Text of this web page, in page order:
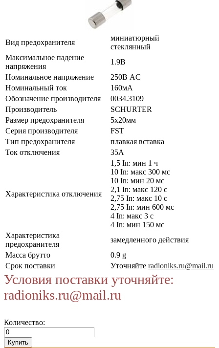
Вид предохранителя
миниатюрный
стеклянный
Максимальное падение
напряжения
1.9В
Номинальное напряжение
250В AC
Номинальный ток
160мА
Обозначение производителя
0034.3109
Производитель
SCHURTER
Размер предохранителя
5x20мм
Серия производителя
FST
Тип предохранителя
плавкая вставка
Ток отключения
35А
Характеристика отключения
1,5 In: мин 1 ч
10 In: макс 300 мс
10 In: мин 20 мс
2,1 In: макс 120 с
2,75 In: макс 10 с
2,75 In: мин 600 мс
4 In: макс 3 с
4 In: мин 150 мс
Характеристика
предохранителя
замедленного действия
Масса брутто
0.9 g
Срок поставки
Уточняйте radioniks.ru@mail.ru
Условия поставки уточняйте:
radioniks.ru@mail.ru
Количество: